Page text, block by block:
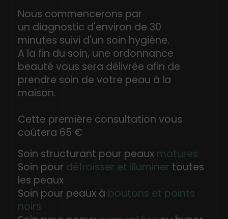
Nous commencerons par
un diagnostic d'environ de 30
minutes suivi d'un soin hygiène.
A la fin du soin, une ordonnance
beauté vous sera délivrée afin de
prendre soin de votre peau à la
maison.
Cette première consultation vous
coûtera 65 €
Soin structurant pour peaux matures
Soin pour défroisser et illuminer toutes
les peaux
Soin pour peaux à boutons et points
noirs